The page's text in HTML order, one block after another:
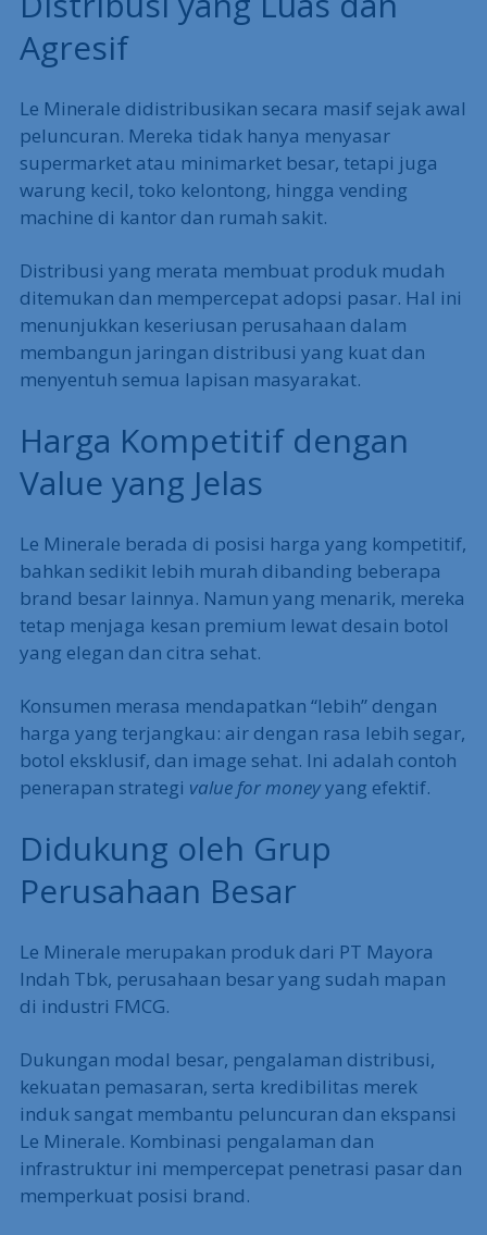
Agresif
Le Minerale didistribusikan secara masif sejak awal
peluncuran. Mereka tidak hanya menyasar
supermarket atau minimarket besar, tetapi juga
warung kecil, toko kelontong, hingga vending
machine di kantor dan rumah sakit.
Distribusi yang merata membuat produk mudah
ditemukan dan mempercepat adopsi pasar. Hal ini
menunjukkan keseriusan perusahaan dalam
membangun jaringan distribusi yang kuat dan
menyentuh semua lapisan masyarakat.
Harga Kompetitif dengan
Value yang Jelas
Le Minerale berada di posisi harga yang kompetitif,
bahkan sedikit lebih murah dibanding beberapa
brand besar lainnya. Namun yang menarik, mereka
tetap menjaga kesan premium lewat desain botol
yang elegan dan citra sehat.
Konsumen merasa mendapatkan “lebih” dengan
harga yang terjangkau: air dengan rasa lebih segar,
botol eksklusif, dan image sehat. Ini adalah contoh
penerapan strategi value for moneyyang efektif.
Didukung oleh Grup
Perusahaan Besar
Le Minerale merupakan produk dari PT Mayora
Indah Tbk, perusahaan besar yang sudah mapan
di industri FMCG.
Dukungan modal besar, pengalaman distribusi,
kekuatan pemasaran, serta kredibilitas merek
induk sangat membantu peluncuran dan ekspansi
Le Minerale. Kombinasi pengalaman dan
infrastruktur ini mempercepat penetrasi pasar dan
memperkuat posisi brand.